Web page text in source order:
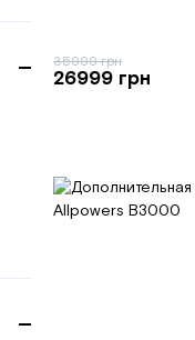
35999 грн
26999 грн